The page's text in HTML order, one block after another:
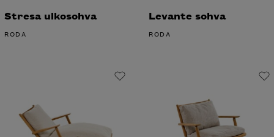
Stresa ulkosohva
RODA
Levante sohva
RODA